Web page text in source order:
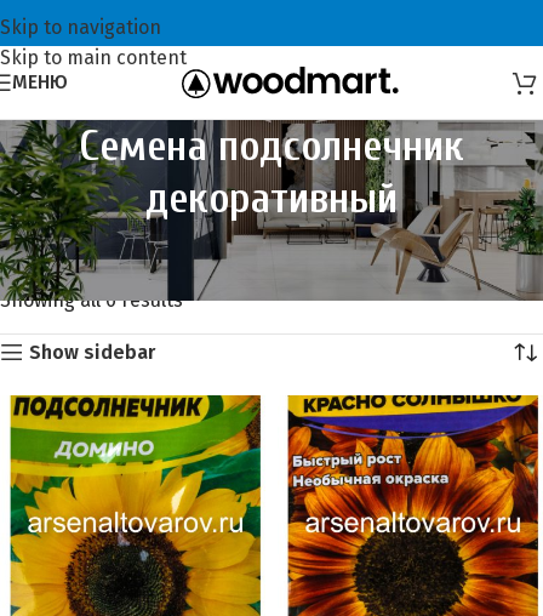
Skip to navigation
Skip to main content
МЕНЮ
Семена подсолнечник
декоративный
Главная Семена и сидераты Семена цветов
Семена подсолнечник декоративный
Showing all 6 results
Show sidebar